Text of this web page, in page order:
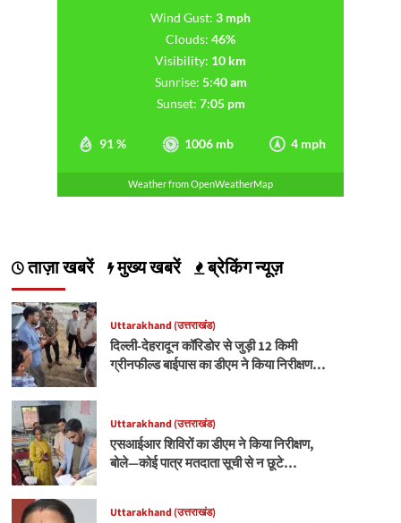
91 % 1006 mb 4 mph
Wind Gust: 3 mph
Clouds: 46%
Visibility: 10 km
Sunrise: 5:40 am
Sunset: 7:05 pm
Weather from OpenWeatherMap
ताज़ा खबरें मुख्य खबरें ब्रेकिंग न्यूज़
Uttarakhand (उत्तराखंड)
दिल्ली-देहरादून कॉरिडोर से जुड़ी 12 किमी
ग्रीनफील्ड बाईपास का डीएम ने किया निरीक्षण…
Uttarakhand (उत्तराखंड)
एसआईआर शिविरों का डीएम ने किया निरीक्षण,
बोले—कोई पात्र मतदाता सूची से न छूटे…
Uttarakhand (उत्तराखंड)